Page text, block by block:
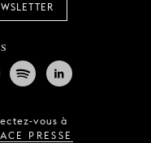
vous à
PRESSE